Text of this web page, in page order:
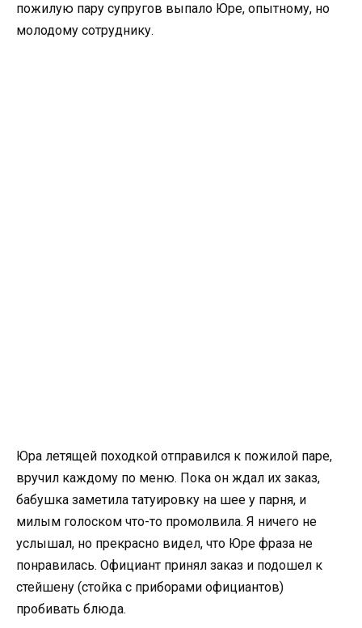
пожилую пару супругов выпало Юре, опытному, но
молодому сотруднику.
Юра летящей походкой отправился к пожилой паре,
вручил каждому по меню. Пока он ждал их заказ,
бабушка заметила татуировку на шее у парня, и
милым голоском что-то промолвила. Я ничего не
услышал, но прекрасно видел, что Юре фраза не
понравилась. Официант принял заказ и подошел к
стейшену (стойка с приборами официантов)
пробивать блюда.